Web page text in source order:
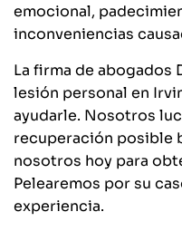
emocional,
inconveniencias
La firma de abogados
lesión personal en
ayudarle. Nosotros
recuperación posible
nosotros hoy para
Pelearemos por su
experiencia.